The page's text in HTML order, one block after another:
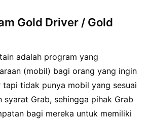
Gold Driver / Gold
adalah program yang
(mobil) bagi orang yang ingin
tapi tidak punya mobil yang sesuai
syarat Grab, sehingga pihak Grab
bagi mereka untuk memiliki